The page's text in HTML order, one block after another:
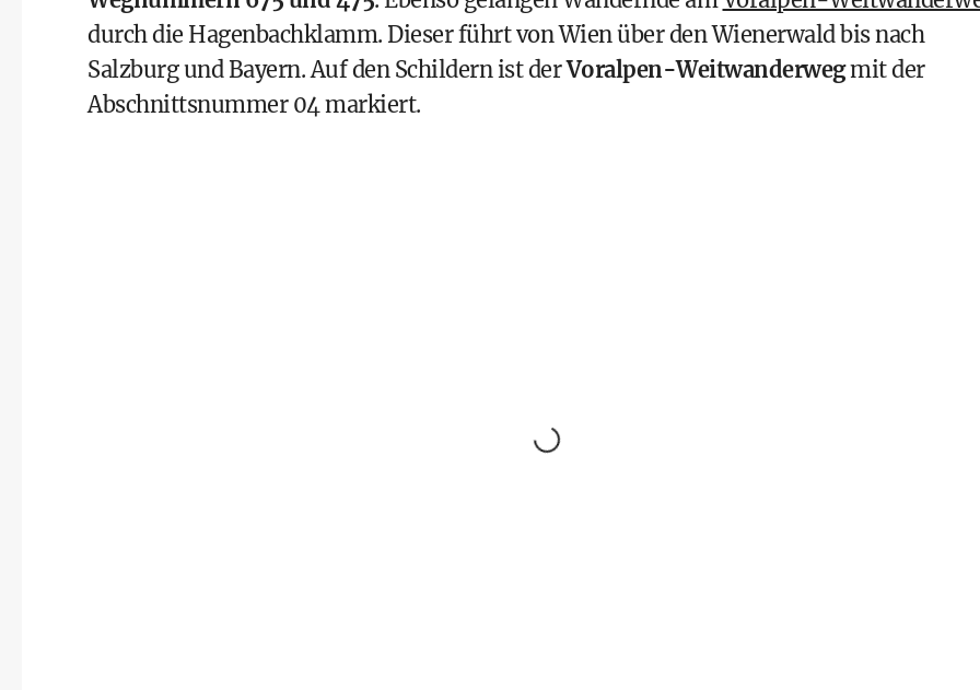
durch die Hagenbachklamm. Dieser führt von Wien über den Wienerwald bis nach
Salzburg und Bayern. Auf den Schildern ist derVoralpen-Weitwanderwegmit der
Abschnittsnummer 04 markiert.